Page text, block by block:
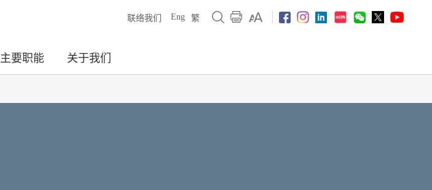
联络我们 Eng 繁
主要职能 关于我们